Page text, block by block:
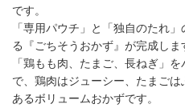
です。
「専用パウチ」と「独自のたれ
る『ごちそうおかず』が完成しま
「鶏もも肉、たまご、長ねぎ」
で、鶏肉はジューシー、たまご
あるボリュームおかずです。